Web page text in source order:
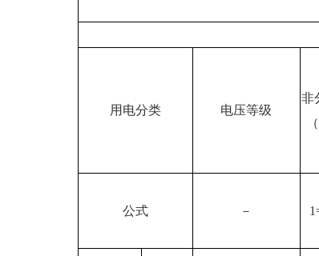
用电分类 电压等级
非
公式 －